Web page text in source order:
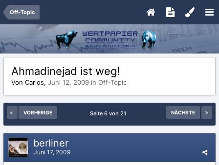
Off-Topic
Ahmadinejad ist weg!
Von Carlos, Juni 12, 2009 in Off-Topic
VORHERIGE NÄCHSTE
Seite 6 von 21
berliner
Juni 17, 2009